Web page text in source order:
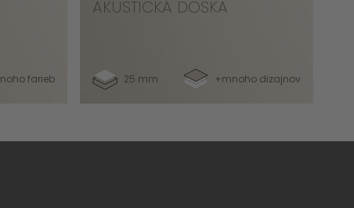
farieb
AKUSTICKÁ DOSKA
25 mm +mnoho dizajnov